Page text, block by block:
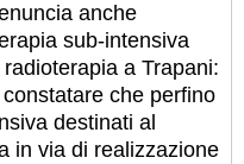
anche
sub-intensiva
a Trapani:
che perfino
destinati al
in via di realizzazione